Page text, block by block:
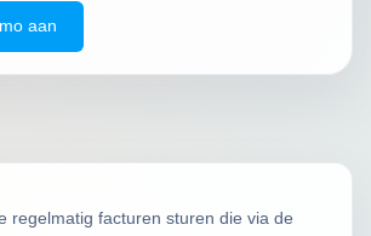
aan
regelmatig facturen sturen die via de